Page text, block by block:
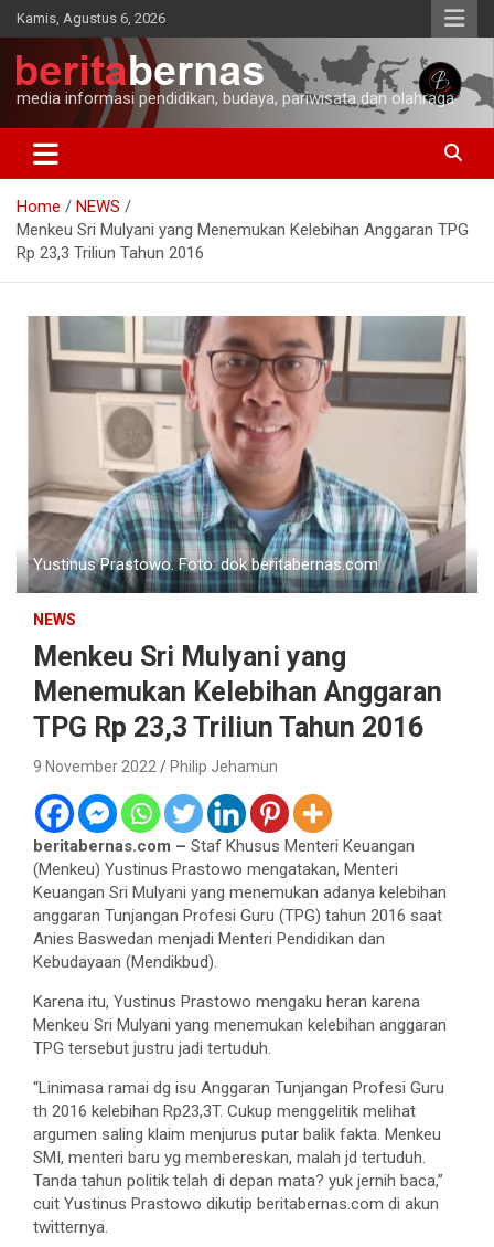
Skip
to
content
Kamis, Agustus 6, 2026
media informasi pendidikan, budaya, pariwisata dan olahraga
Home
NEWS
Menkeu Sri Mulyani yang Menemukan Kelebihan Anggaran TPG
Rp 23,3 Triliun Tahun 2016
Yustinus Prastowo. Foto: dok beritabernas.com
NEWS
Menkeu Sri Mulyani yang
Menemukan Kelebihan Anggaran
TPG Rp 23,3 Triliun Tahun 2016
9 November 2022 Philip Jehamun
beritabernas.com – Staf Khusus Menteri Keuangan
(Menkeu) Yustinus Prastowo mengatakan, Menteri
Keuangan Sri Mulyani yang menemukan adanya kelebihan
anggaran Tunjangan Profesi Guru (TPG) tahun 2016 saat
Anies Baswedan menjadi Menteri Pendidikan dan
Kebudayaan (Mendikbud).
Karena itu, Yustinus Prastowo mengaku heran karena
Menkeu Sri Mulyani yang menemukan kelebihan anggaran
TPG tersebut justru jadi tertuduh.
“Linimasa ramai dg isu Anggaran Tunjangan Profesi Guru
th 2016 kelebihan Rp23,3T. Cukup menggelitik melihat
argumen saling klaim menjurus putar balik fakta. Menkeu
SMI, menteri baru yg membereskan, malah jd tertuduh.
Tanda tahun politik telah di depan mata? yuk jernih baca,”
cuit Yustinus Prastowo dikutip beritabernas.com di akun
twitternya.